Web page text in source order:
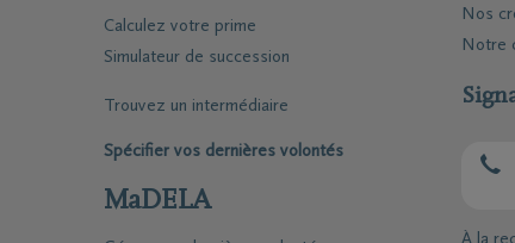
Calculez votre prime
Simulateur de succession
Trouvez un intermédiaire
Spécifier vos dernières volontés
MaDELA
Nos
Notre